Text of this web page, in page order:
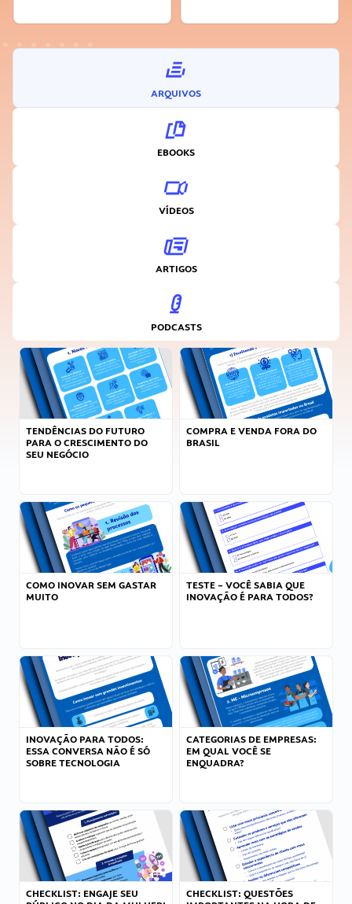
ARQUIVOS
EBOOKS
VÍDEOS
ARTIGOS
PODCASTS
TENDÊNCIAS DO FUTURO
PARA O CRESCIMENTO DO
SEU NEGÓCIO
COMPRA E VENDA FORA DO
BRASIL
COMO INOVAR SEM GASTAR
MUITO
TESTE – VOCÊ SABIA QUE
INOVAÇÃO É PARA TODOS?
INOVAÇÃO PARA TODOS:
ESSA CONVERSA NÃO É SÓ
SOBRE TECNOLOGIA
CATEGORIAS DE EMPRESAS:
EM QUAL VOCÊ SE
ENQUADRA?
CHECKLIST: ENGAJE SEU
CHECKLIST: QUESTÕES